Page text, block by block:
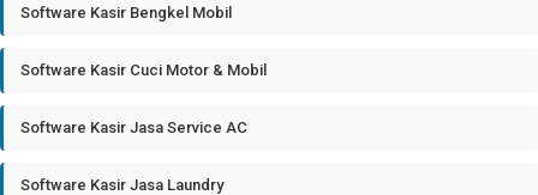
Software Kasir Bengkel Mobil
Software Kasir Cuci Motor & Mobil
Software Kasir Jasa Service AC
Software Kasir Jasa Laundry